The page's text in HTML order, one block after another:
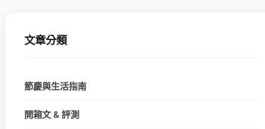
文章分類
節慶與生活指南
開箱文 & 評測